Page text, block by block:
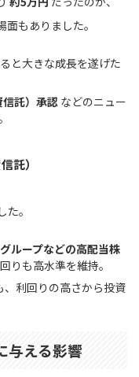
面もありました。
と大きな成長を遂げた
託）承認などのニュー
託）
。
ループなどの高配当株
りも高水準を維持。
、利回りの高さから投資
与える影響